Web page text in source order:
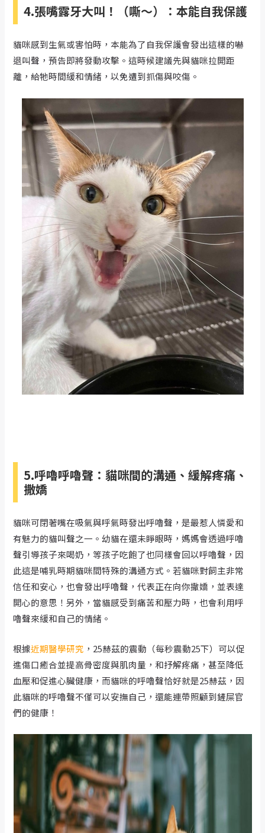
4.張嘴露牙大叫！（嘶～）：本能自我保護
貓咪感到生氣或害怕時，本能為了自我保護會發出這樣的嚇
退叫聲，預告即將發動攻擊。這時候建議先與貓咪拉開距
離，給牠時間緩和情緒，以免遭到抓傷與咬傷。
5.呼嚕呼嚕聲：貓咪間的溝通、緩解疼痛、
撒嬌
貓咪可閉著嘴在吸氣與呼氣時發出呼嚕聲，是最惹人憐愛和
有魅力的貓叫聲之一。幼貓在還未睜眼時，媽媽會透過呼嚕
聲引導孩子來喝奶，等孩子吃飽了也同樣會回以呼嚕聲，因
此這是哺乳時期貓咪間特殊的溝通方式。若貓咪對飼主非常
信任和安心，也會發出呼嚕聲，代表正在向你撒嬌，並表達
開心的意思！另外，當貓感受到痛苦和壓力時，也會利用呼
嚕聲來緩和自己的情緒。
根據近期醫學研究 ，25赫茲的震動（每秒震動25下）可以促
進傷口癒合並提高骨密度與肌肉量，和抒解疼痛，甚至降低
血壓和促進心臟健康，而貓咪的呼嚕聲恰好就是25赫茲，因
此貓咪的呼嚕聲不僅可以安撫自己，還能連帶照顧到鏟屎官
們的健康！